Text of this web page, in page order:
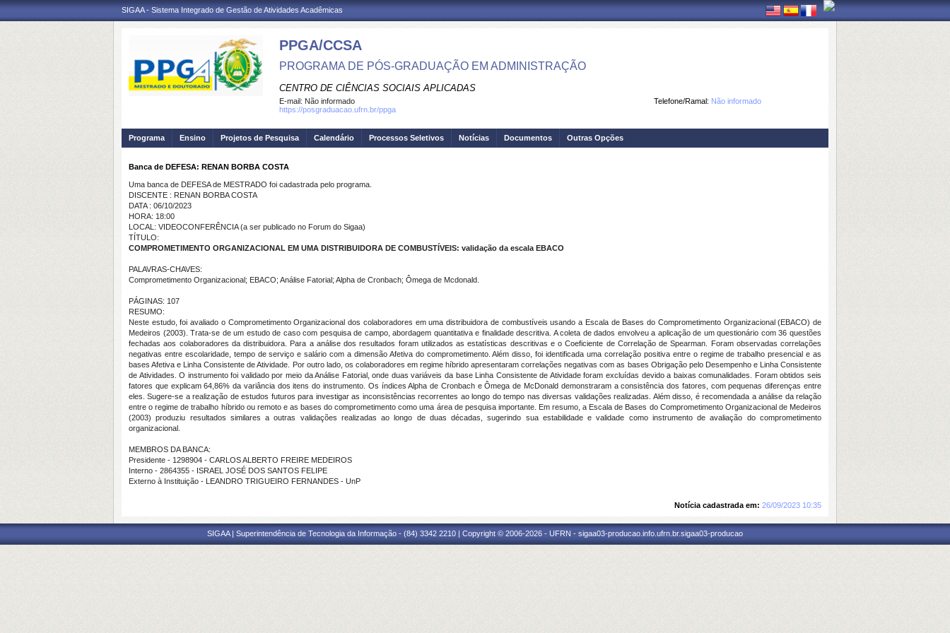
SIGAA - Sistema Integrado de Gestão de Atividades Acadêmicas
PPGA/CCSA
PROGRAMA DE PÓS-GRADUAÇÃO EM ADMINISTRAÇÃO
CENTRO DE CIÊNCIAS SOCIAIS APLICADAS
Telefone/Ramal: Não informado
E-mail: Não informado
https://posgraduacao.ufrn.br/ppga
Programa Ensino Projetos de Pesquisa Calendário Processos Seletivos Notícias Documentos Outras Opções
Banca de DEFESA: RENAN BORBA COSTA
Uma banca de DEFESA de MESTRADO foi cadastrada pelo programa.
DISCENTE : RENAN BORBA COSTA
DATA : 06/10/2023
HORA: 18:00
LOCAL: VIDEOCONFERÊNCIA (a ser publicado no Forum do Sigaa)
TÍTULO:
COMPROMETIMENTO ORGANIZACIONAL EM UMA DISTRIBUIDORA DE COMBUSTÍVEIS: validação da escala EBACO
PALAVRAS-CHAVES:
Comprometimento Organizacional; EBACO; Análise Fatorial; Alpha de Cronbach; Ômega de Mcdonald.
PÁGINAS: 107
RESUMO:
Neste estudo, foi avaliado o Comprometimento Organizacional dos colaboradores em uma distribuidora de combustíveis usando a Escala de Bases do Comprometimento Organizacional (EBACO) de
Medeiros (2003). Trata-se de um estudo de caso com pesquisa de campo, abordagem quantitativa e finalidade descritiva. A coleta de dados envolveu a aplicação de um questionário com 36 questões
fechadas aos colaboradores da distribuidora. Para a análise dos resultados foram utilizados as estatísticas descritivas e o Coeficiente de Correlação de Spearman. Foram observadas correlações
negativas entre escolaridade, tempo de serviço e salário com a dimensão Afetiva do comprometimento. Além disso, foi identificada uma correlação positiva entre o regime de trabalho presencial e as
bases Afetiva e Linha Consistente de Atividade. Por outro lado, os colaboradores em regime híbrido apresentaram correlações negativas com as bases Obrigação pelo Desempenho e Linha Consistente
de Atividades. O instrumento foi validado por meio da Análise Fatorial, onde duas variáveis da base Linha Consistente de Atividade foram excluídas devido a baixas comunalidades. Foram obtidos seis
fatores que explicam 64,86% da variância dos itens do instrumento. Os índices Alpha de Cronbach e Ômega de McDonald demonstraram a consistência dos fatores, com pequenas diferenças entre
eles. Sugere-se a realização de estudos futuros para investigar as inconsistências recorrentes ao longo do tempo nas diversas validações realizadas. Além disso, é recomendada a análise da relação
entre o regime de trabalho híbrido ou remoto e as bases do comprometimento como uma área de pesquisa importante. Em resumo, a Escala de Bases do Comprometimento Organizacional de Medeiros
(2003) produziu resultados similares a outras validações realizadas ao longo de duas décadas, sugerindo sua estabilidade e validade como instrumento de avaliação do comprometimento
organizacional.
MEMBROS DA BANCA:
Presidente - 1298904 - CARLOS ALBERTO FREIRE MEDEIROS
Interno - 2864355 - ISRAEL JOSÉ DOS SANTOS FELIPE
Externo à Instituição - LEANDRO TRIGUEIRO FERNANDES - UnP
Notícia cadastrada em: 26/09/2023 10:35
SIGAA | Superintendência de Tecnologia da Informação - (84) 3342 2210 | Copyright © 2006-2026 - UFRN - sigaa03-producao.info.ufrn.br.sigaa03-producao